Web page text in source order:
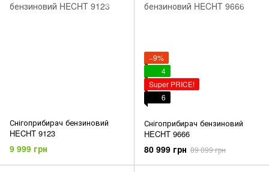
Снігоприбирач бензиновий
HECHT 9123
9 999 грн
−9%
4
Super PRICE!
6
Снігоприбирач бензиновий
HECHT 9666
80 999 грн 89 099 грн